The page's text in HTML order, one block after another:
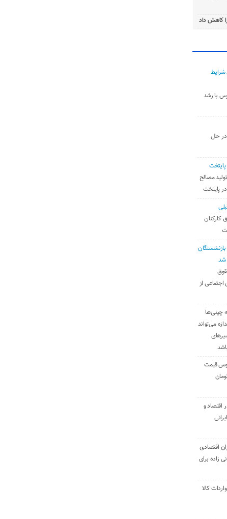
کاهش داد
با رشد
حال
مصالح
پایتخت
کارکنان
شد
از
چینی‌ها
می‌تواند
قیمت
و
اقتصادی
زاده برای
تنی واردات کالا